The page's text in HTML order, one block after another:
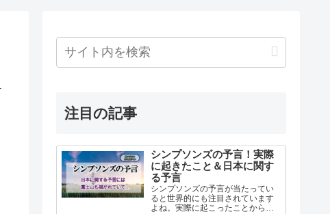
注目の記事
シンプソンズの予言！実際
に起きたこと＆日本に関す
る予言
シンプソンズの予言が当たってい
ると世界的にも注目されています
よね。実際に起こったことから日